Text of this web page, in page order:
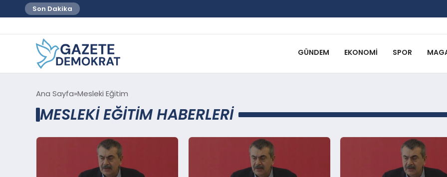
Son Dakika
GÜNDEM EKONOMI SPOR
Ana Sayfa Mesleki Eğitim
MESLEKI EĞITIM HABERLERI